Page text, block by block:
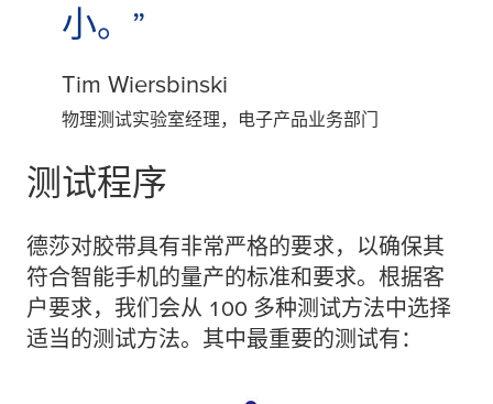
小。”
Tim Wiersbinski
物理测试实验室经理，电子产品业务部门
测试程序
德莎对胶带具有非常严格的要求，以确保其
符合智能手机的量产的标准和要求。根据客
户要求，我们会从 100 多种测试方法中选择
适当的测试方法。其中最重要的测试有：